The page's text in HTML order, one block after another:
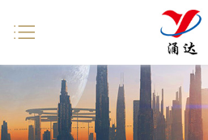
